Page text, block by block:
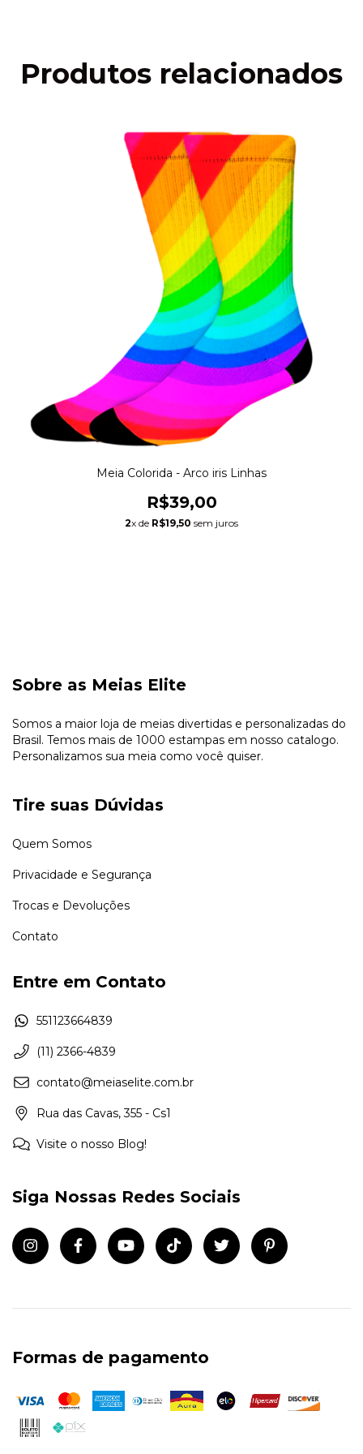
Produtos relacionados
Meia Colorida - Arco iris Linhas
R$39,00
2x de R$19,50 sem juros
Sobre as Meias Elite
Somos a maior loja de meias divertidas e personalizadas do
Brasil. Temos mais de 1000 estampas em nosso catalogo.
Personalizamos sua meia como você quiser.
Tire suas Dúvidas
Quem Somos
Privacidade e Segurança
Trocas e Devoluções
Contato
Entre em Contato
551123664839
(11) 2366-4839
contato@meiaselite.com.br
Rua das Cavas, 355 - Cs1
Visite o nosso Blog!
Siga Nossas Redes Sociais
Formas de pagamento